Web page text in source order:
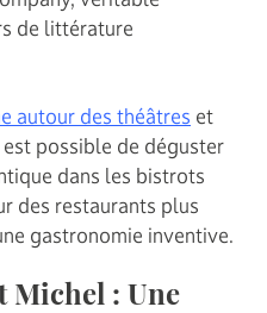
de littérature
autour des théâtres et
possible de déguster
dans les bistrots
des restaurants plus
gastronomie inventive.
Michel : Une